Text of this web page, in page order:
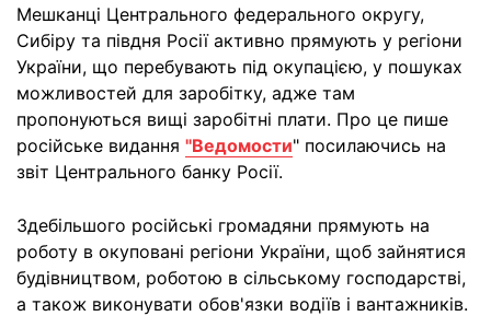
Мешканці Центрального федерального округу,
Сибіру та півдня Росії активно прямують у регіони
України, що перебувають під окупацією, у пошуках
можливостей для заробітку, адже там
пропонуються вищі заробітні плати. Про це пише
російське видання "Ведомости" посилаючись на
звіт Центрального банку Росії.
Здебільшого російські громадяни прямують на
роботу в окуповані регіони України, щоб зайнятися
будівництвом, роботою в сільському господарстві,
а також виконувати обов'язки водіїв і вантажників.